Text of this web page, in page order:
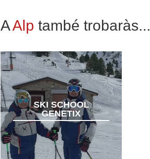
AAlp també trobaràs...
SKI SCHOOL
GENETIX